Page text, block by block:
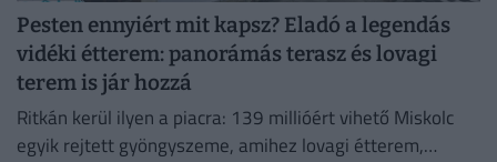
Pesten ennyiért mit kapsz? Eladó a legendás
vidéki étterem: panorámás terasz és lovagi
terem is jár hozzá
Ritkán kerül ilyen a piacra: 139 millióért vihető Miskolc
egyik rejtett gyöngyszeme, amihez lovagi étterem,